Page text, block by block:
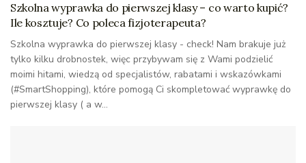
Szkolna wyprawka do pierwszej klasy – co warto kupić?
Ile kosztuje? Co poleca fizjoterapeuta?
Szkolna wyprawka do pierwszej klasy - check! Nam brakuje już
tylko kilku drobnostek, więc przybywam się z Wami podzielić
moimi hitami, wiedzą od specjalistów, rabatami i wskazówkami
(#SmartShopping), które pomogą Ci skompletować wyprawkę do
pierwszej klasy ( a w...